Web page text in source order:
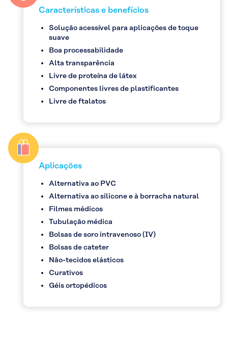
Características e benefícios
Solução acessível para aplicações de toque
suave
Boa processabilidade
Alta transparência
Livre de proteína de látex
Componentes livres de plastificantes
Livre de ftalatos
Aplicações
Alternativa ao PVC
Alternativa ao silicone e à borracha natural
Filmes médicos
Tubulação médica
Bolsas de soro intravenoso (IV)
Bolsas de cateter
Não-tecidos elásticos
Curativos
Géis ortopédicos